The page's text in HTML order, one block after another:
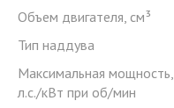
Объем двигателя, см³
Тип наддува
Максимальная мощность,
л.с./кВт при об/мин